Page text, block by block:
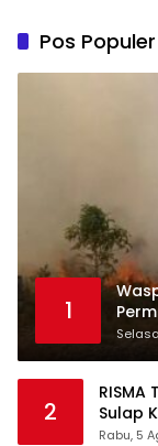
Pos Populer
1
2
RISMA
Sulap
Rabu, 5